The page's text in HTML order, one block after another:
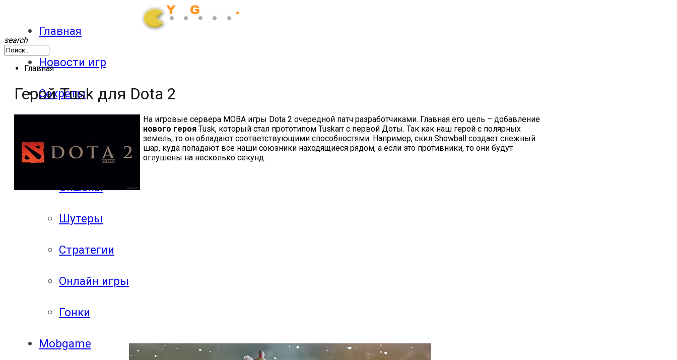
Главная
Новости игр
Секреты
Обзоры
Экшены
Шутеры
Стратегии
Онлайн игры
Гонки
Mobgame
search
Главная
Герой Tusk для Dota 2
На игровые сервера МОВА игры Dota 2 очередной патч разработчиками. Главная его цель – добавление
нового героя Tusk, который стал прототипом Tuskarr с первой Доты. Так как наш герой с полярных
земель, то он обладают соответствующими способностями. Например, скил Showball создает снежный
шар, куда попадают все наши союзники находящиеся рядом, а если это противники, то они будут
оглушены на несколько секунд.